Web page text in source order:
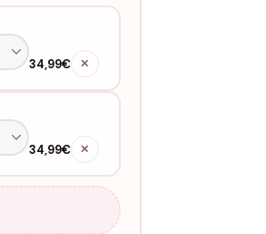
34,99€ ✕
34,99€ ✕